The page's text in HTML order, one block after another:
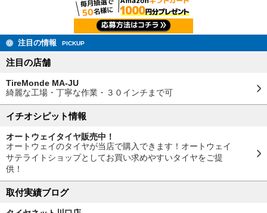
注目の情報 PICKUP
注目の店舗
TireMonde MA-JU
綺麗な工場・丁寧な作業・３０インチまで可
イチオシピット情報
オートウェイタイヤ販売中！
オートウェイのタイヤが当店で購入できます！オートウェイ
サテライトショップとしてお買い求めやすいタイヤをご提
供！
取付実績ブログ